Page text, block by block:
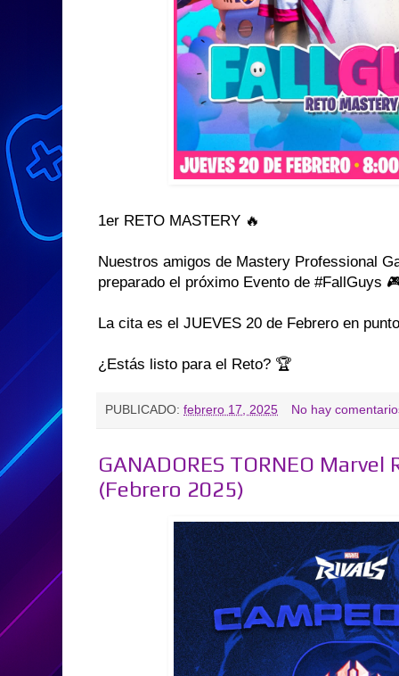
1er RETO MASTERY 🔥
Nuestros amigos de Mastery Professional
preparado el próximo Evento de #FallGuys
La cita es el JUEVES 20 de Febrero en
¿Estás listo para el Reto? 🏆
PUBLICADO: febrero 17, 2025 No hay
GANADORES TORNEO
(Febrero 2025)